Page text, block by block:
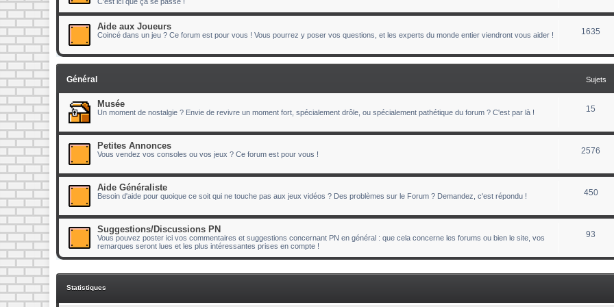
Aide aux Joueurs
Coincé dans un jeu ? Ce forum est pour vous ! Vous pourrez y poser vos questions, et les experts du monde entier viendront vous aider ! 1635
Général Sujets
Musée
Un moment de nostalgie ? Envie de revivre un moment fort, spécialement drôle, ou spécialement pathétique du forum ? C'est par là ! 15
Petites Annonces
Vous vendez vos consoles ou vos jeux ? Ce forum est pour vous ! 2576
Aide Généraliste
Besoin d'aide pour quoique ce soit qui ne touche pas aux jeux vidéos ? Des problèmes sur le Forum ? Demandez, c'est répondu ! 450
Suggestions/Discussions PN
Vous pouvez poster ici vos commentaires et suggestions concernant PN en général : que cela concerne les forums ou bien le site, vos
remarques seront lues et les plus intéressantes prises en compte !
93
Statistiques